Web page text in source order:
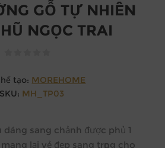
GỖ TỰ NHIÊN
NGỌC TRAI
tạo: MOREHOME
SKU: MH_TP03
dáng sang chảnh được phủ 1
lại vẻ đẹp sang trọng cho